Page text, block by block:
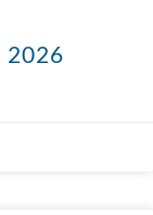
2026